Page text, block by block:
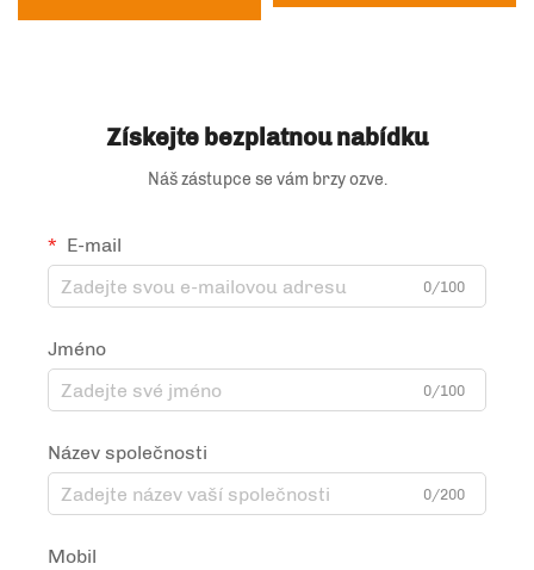
Získejte bezplatnou nabídku
Náš zástupce se vám brzy ozve.
E-mail
0/100
Jméno
0/100
Název společnosti
0/200
Mobil